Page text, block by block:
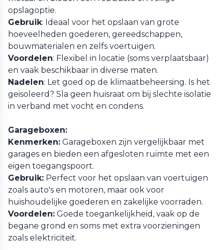
opslagoptie.
Gebruik: Ideaal voor het opslaan van grote
hoeveelheden goederen, gereedschappen,
bouwmaterialen en zelfs voertuigen.
Voordelen: Flexibel in locatie (soms verplaatsbaar)
en vaak beschikbaar in diverse maten.
Nadelen: Let goed op de klimaatbeheersing. Is het
geisoleerd? Sla geen huisraat om bij slechte isolatie
in verband met vocht en condens.
Garageboxen:
Kenmerken: Garageboxen zijn vergelijkbaar met
garages en bieden een afgesloten ruimte met een
eigen toegangspoort.
Gebruik: Perfect voor het opslaan van voertuigen
zoals auto's en motoren, maar ook voor
huishoudelijke goederen en zakelijke voorraden.
Voordelen: Goede toegankelijkheid, vaak op de
begane grond en soms met extra voorzieningen
zoals elektriciteit.